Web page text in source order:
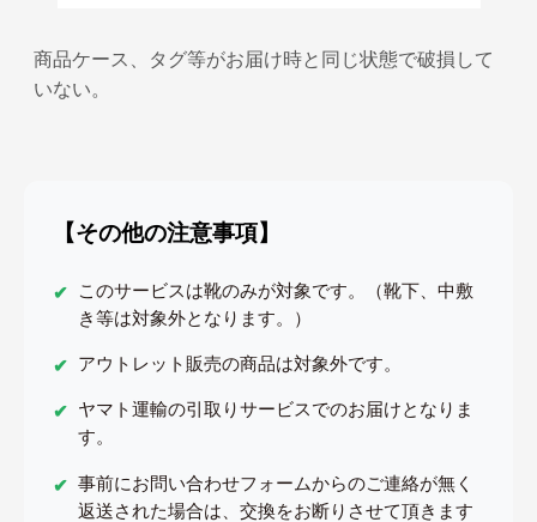
商品ケース、タグ等がお届け時と同じ状態で破損して
いない。
【その他の注意事項】
このサービスは靴のみが対象です。（靴下、中敷
き等は対象外となります。）
アウトレット販売の商品は対象外です。
ヤマト運輸の引取りサービスでのお届けとなりま
す。
事前にお問い合わせフォームからのご連絡が無く
返送された場合は、交換をお断りさせて頂きます